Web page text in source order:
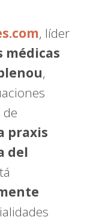
, líder
médicas
,
de
praxis
del